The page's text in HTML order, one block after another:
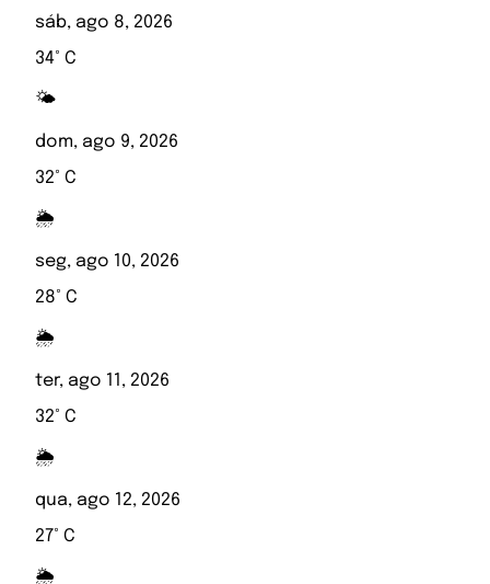
sáb, ago 8, 2026
34° C
🌤️
dom, ago 9, 2026
32° C
🌦️
seg, ago 10, 2026
28° C
🌦️
ter, ago 11, 2026
32° C
🌦️
qua, ago 12, 2026
27° C
🌦️